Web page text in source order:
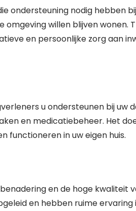
ondersteuning nodig hebben
willen blijven wonen.
en persoonlijke zorg aan
u ondersteunen bij uw
en medicatiebeheer. Het
functioneren in uw eigen huis.
en de hoge kwaliteit
en hebben ruime ervaring